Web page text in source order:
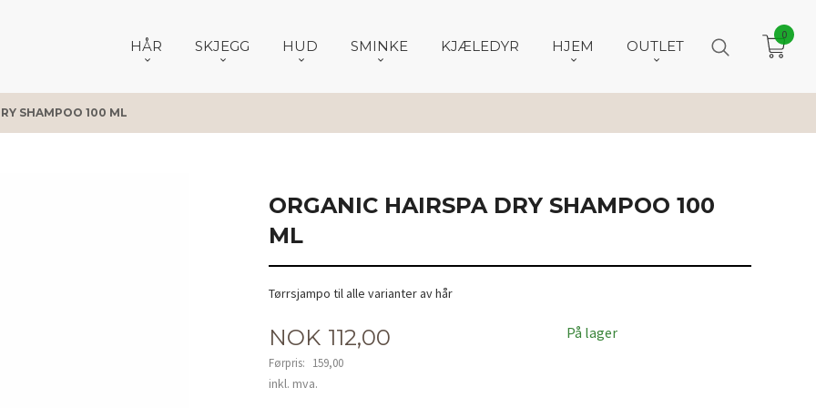
HÅR SKJEGG HUD SMINKE KJÆLEDYR HJEM OUTLET
0
SHAMPOO 100 ML
ORGANIC HAIRSPA DRY SHAMPOO 100
ML
Tørrsjampo til alle varianter av hår
Tilbud
NOK 112,00
Førpris: 159,00
Rabatt
inkl. mva.
På lager